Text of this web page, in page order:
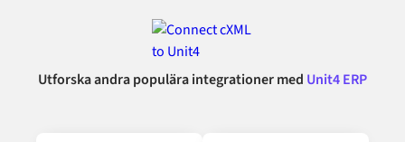
Utforska andra populära integrationer med Unit4 ERP